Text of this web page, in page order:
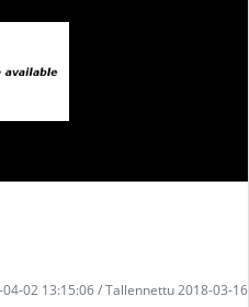
04-02 13:15:06 / Tallennettu 2018-03-16